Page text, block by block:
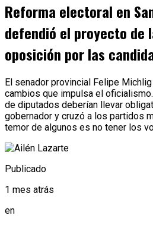
Reforma electoral en
defendió el proyecto de
oposición por las
El senador provincial Felipe
cambios que impulsa el
de diputados deberían llevar
gobernador y cruzó a los partidos
temor de algunos es no tener los
Publicado
1 mes atrás
en